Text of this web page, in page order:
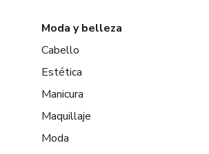
Moda y belleza
Cabello
Estética
Manicura
Maquillaje
Moda